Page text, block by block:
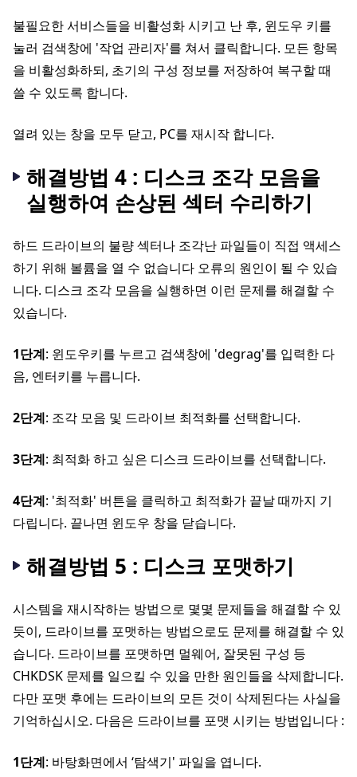
불필요한 서비스들을 비활성화 시키고 난 후, 윈도우 키를
눌러 검색창에 '작업 관리자'를 쳐서 클릭합니다. 모든 항목
을 비활성화하되, 초기의 구성 정보를 저장하여 복구할 때
쓸 수 있도록 합니다.
열려 있는 창을 모두 닫고, PC를 재시작 합니다.
해결방법 4 : 디스크 조각 모음을
실행하여 손상된 섹터 수리하기
하드 드라이브의 불량 섹터나 조각난 파일들이 직접 액세스
하기 위해 볼륨을 열 수 없습니다 오류의 원인이 될 수 있습
니다. 디스크 조각 모음을 실행하면 이런 문제를 해결할 수
있습니다.
1단계: 윈도우키를 누르고 검색창에 'degrag'를 입력한 다
음, 엔터키를 누릅니다.
2단계: 조각 모음 및 드라이브 최적화를 선택합니다.
3단계: 최적화 하고 싶은 디스크 드라이브를 선택합니다.
4단계: '최적화' 버튼을 클릭하고 최적화가 끝날 때까지 기
다립니다. 끝나면 윈도우 창을 닫습니다.
해결방법 5 : 디스크 포맷하기
시스템을 재시작하는 방법으로 몇몇 문제들을 해결할 수 있
듯이, 드라이브를 포맷하는 방법으로도 문제를 해결할 수 있
습니다. 드라이브를 포맷하면 멀웨어, 잘못된 구성 등
CHKDSK 문제를 일으킬 수 있을 만한 원인들을 삭제합니다.
다만 포맷 후에는 드라이브의 모든 것이 삭제된다는 사실을
기억하십시오. 다음은 드라이브를 포맷 시키는 방법입니다 :
1단계: 바탕화면에서 ‘탐색기' 파일을 엽니다.